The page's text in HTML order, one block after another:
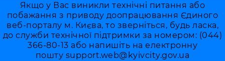
Якщо у Вас виникли технічні питання або
побажання з приводу доопрацювання Єдиного
веб-порталу м. Києва, то зверніться, будь ласка,
до служби технічної підтримки за номером: (044)
366-80-13 або напишіть на електронну
пошту support.web@kyivcity.gov.ua